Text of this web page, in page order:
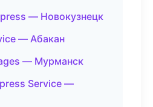
— Новокузнецк
— Абакан
— Мурманск
Service —